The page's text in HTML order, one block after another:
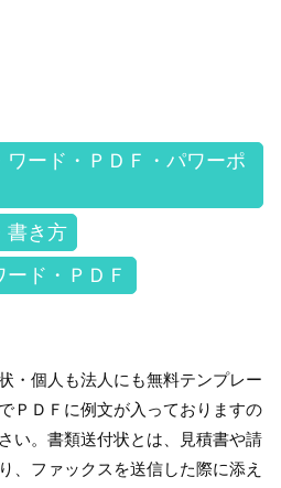
ワード・ＰＤＦ・パワーポ
書き方
ド・ＰＤＦ
・個人も法人にも無料テンプレー
ＰＤＦに例文が入っておりますの
い。書類送付状とは、見積書や請
、ファックスを送信した際に添え